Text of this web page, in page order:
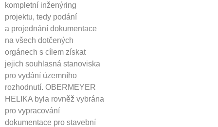
kompletní inženýring
projektu, tedy podání
a projednání dokumentace
na všech dotčených
orgánech s cílem získat
jejich souhlasná stanoviska
pro vydání územního
rozhodnutí. OBERMEYER
HELIKA byla rovněž vybrána
pro vypracování
dokumentace pro stavební